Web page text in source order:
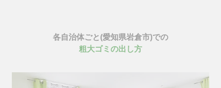
各自治体ごと(愛知県岩倉市)での
粗大ゴミの出し方